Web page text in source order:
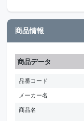
商品情報
商品データ
品番コード
メーカー名
商品名